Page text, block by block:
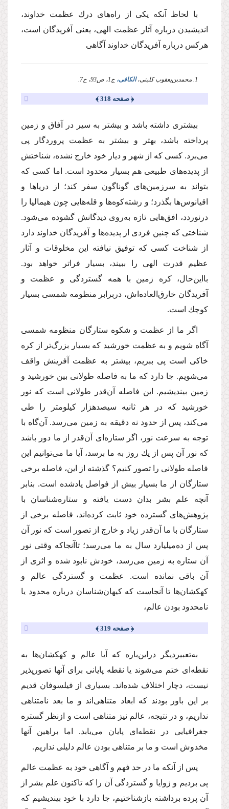
با لحاظ آنكه یكی از راه‌های درك عظمت خداوند،
اندیشیدن درباره آثار عظمت الهی، یعنی آفریدگان است،
هركس درباره آفریدگان خداوند آگاهی
1. محمد‌بن‌یعقوب کلینی، الکافی، ج1، ص93، ح7.
﴿ صفحه 318 ﴾
بیشتری داشته باشد و بیشتر به سیر در آفاق و زمین
پرداخته باشد، بهتر و بیشتر به عظمت پروردگار پی
می‌برد. كسی كه از شهر و دیار خود خارج نشده، شناختش
از پدیده‌های طبیعی هم بسیار محدود است. اما كسی كه
بتواند به سرزمین‌های گوناگون سفر كند؛ از دریاها و
اقیانوس‌ها بگذرد؛ و رشته‌كوه‌ها و قله‌هایی چون هیمالیا را
درنوردد، افق‌هایی تازه به‌روی دیدگانش گشوده می‌شود.
شناختی که چنین فردی از پدیده‌ها و آفریدگان خداوند دارد
از شناخت كسی كه توفیق نیافته این مخلوقات و آثار
عظیم قدرت الهی را ببیند، بسیار فراتر خواهد بود.
بااین‌حال، كره زمین با همه گستردگی و عظمت و
آفریدگان خارق‌العاده‌اش، دربرابر منظومه شمسی بسیار
كوچك است.
اگر ما از عظمت و شكوه ستارگان منظومه شمسی
آگاه شویم و به ‌عظمت خورشید كه بسیار بزرگ‌تر از كره
خاكی است پی ببریم، بیشتر به عظمت آفرینش واقف
می‌شویم. جا دارد كه ما به ‌فاصله طولانی بین خورشید و
زمین بیندیشیم. این فاصله آن‌قدر طولانی است كه نور
خورشید كه در هر ثانیه سیصدهزار كیلومتر را طی
می‌كند، پس از حدود نه دقیقه به زمین می‌رسد. آن‌گاه با
توجه به سرعت نور، اگر ستاره‌ای آن‌قدر از ما دور باشد
كه نور آن پس از یك روز به ما برسد، آیا ما می‌توانیم این
فاصله طولانی را تصور كنیم؟ گذشته از این، فاصله برخی
ستارگان از ما بسیار بیش از فواصل یاد‌شده است. بنابر
آنچه علم بشر بدان دست‌ یافته و ستاره‌شناسان با
پژوهش‌های گسترده خود ثابت كرده‌اند، فاصله برخی از
ستارگان با ما آن‌قدر زیاد و خارج از تصور است كه نور آن
پس از ده‌میلیارد سال به ما می‌رسد؛ تاآنجاكه وقتی نور
آن ستاره به زمین می‌رسد، خودش نابود شده و اثری از
آن باقی نمانده است. عظمت و گستردگی عالم و
كهكشان‌ها تا آنجاست كه كیهان‌شناسان درباره محدود یا
نامحدود بودن عالم،
﴿ صفحه 319 ﴾
به‌تعبیردیگر دراین‌باره كه آیا عالم و كهكشان‌ها به
نقطه‌ای ختم می‌شوند یا نقطه پایانی برای آنها تصور‌پذیر
نیست، دچار اختلاف شده‌اند. بسیاری از فیلسوفان قدیم
بر این‌ باور بودند كه ابعاد متناهی‌اند و ما بعد نامتناهی
نداریم، و در نتیجه، عالم نیز متناهی است و ازنظر گستره
جغرافیایی در نقطه‌ای پایان می‌یابد. اما براهین آنها
مخدوش است و ما بر متناهی ‌بودن عالم دلیلی نداریم.
پس‌ از ‌آنكه ما در حد فهم و آگاهی خود به عظمت عالم
پی بردیم و زوایا و گستردگی آن را كه تاكنون علم بشر از
آن پرده برداشته بازشناختیم، جا دارد با خود بیندیشیم كه